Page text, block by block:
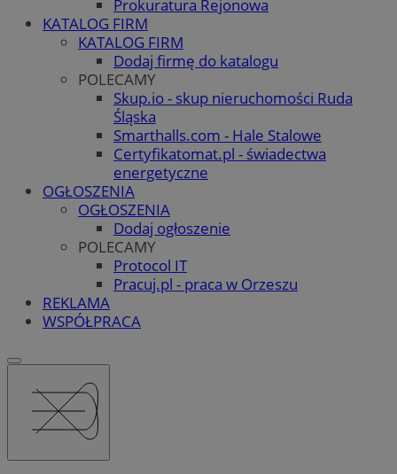
Prokuratura Rejonowa
KATALOG FIRM
KATALOG FIRM
Dodaj firmę do katalogu
POLECAMY
Skup.io - skup nieruchomości Ruda
Śląska
Smarthalls.com - Hale Stalowe
Certyfikatomat.pl - świadectwa
energetyczne
OGŁOSZENIA
OGŁOSZENIA
Dodaj ogłoszenie
POLECAMY
Protocol IT
Pracuj.pl - praca w Orzeszu
REKLAMA
WSPÓŁPRACA